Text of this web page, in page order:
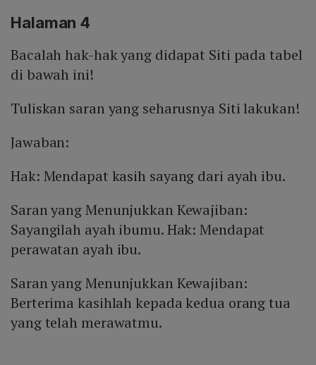
Halaman 4
Bacalah hak-hak yang didapat Siti pada tabel
di bawah ini!
Tuliskan saran yang seharusnya Siti lakukan!
Jawaban:
Hak: Mendapat kasih sayang dari ayah ibu.
Saran yang Menunjukkan Kewajiban:
Sayangilah ayah ibumu. Hak: Mendapat
perawatan ayah ibu.
Saran yang Menunjukkan Kewajiban:
Berterima kasihlah kepada kedua orang tua
yang telah merawatmu.